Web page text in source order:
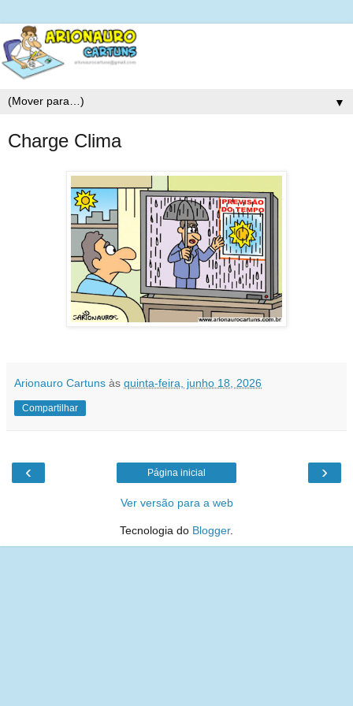
▼
Charge Clima
Arionauro Cartuns às quinta-feira, junho 18, 2026
Compartilhar
‹ ›
Página inicial
Ver versão para a web
Tecnologia do Blogger.